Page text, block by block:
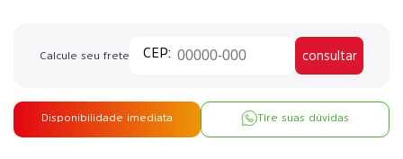
Calcule seu frete consultar
Disponibilidade imediata Tire suas dúvidas